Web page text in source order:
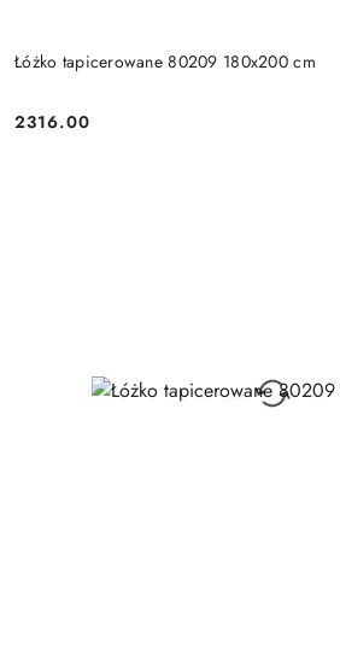
Łóżko tapicerowane 80209 180x200 cm
Cena:
2316.00